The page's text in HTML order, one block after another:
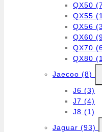
QX50
QX55
QX56
QX60
QX70
QX80
Jaecoo (8)
J6 (3)
J7 (4)
J8 (1)
Jaguar (93)